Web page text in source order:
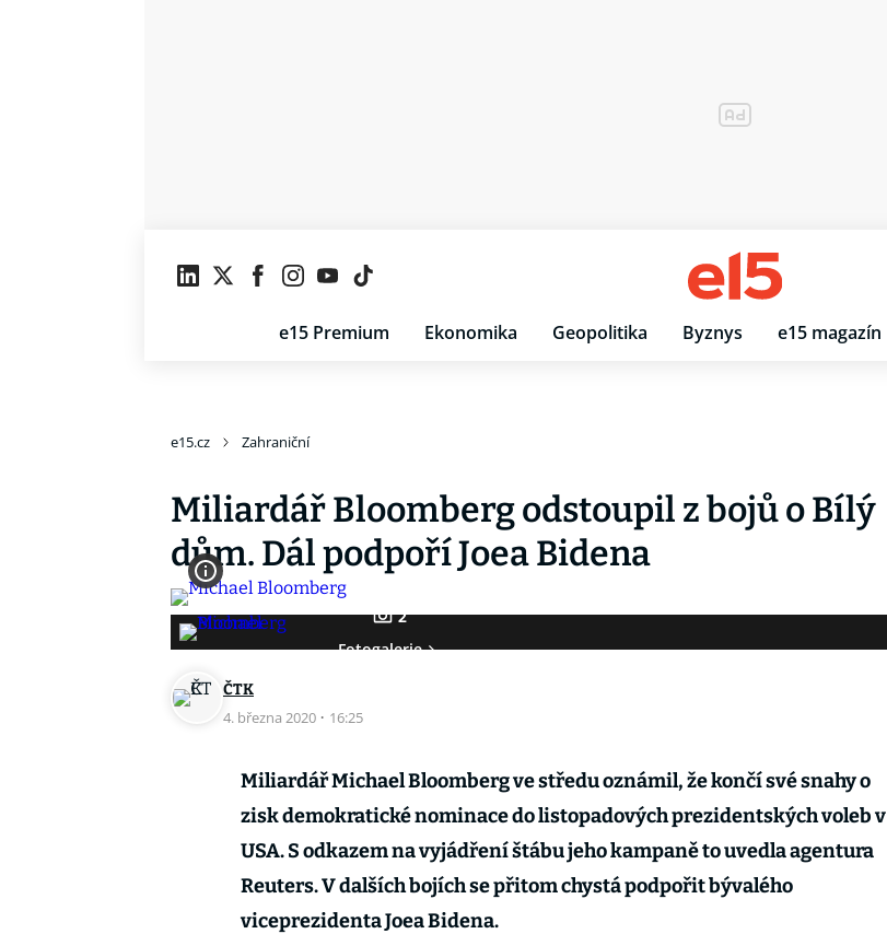
e15 Premium Ekonomika Geopolitika Byznys e15 magazín
e15.cz Zahraniční
Miliardář Bloomberg odstoupil z bojů o Bílý
dům. Dál podpoří Joea Bidena
2
Fotogalerie
ČTK
4. března 2020 · 16:25
Miliardář Michael Bloomberg ve středu oznámil, že končí své snahy o
zisk demokratické nominace do listopadových prezidentských voleb v
USA. S odkazem na vyjádření štábu jeho kampaně to uvedla agentura
Reuters. V dalších bojích se přitom chystá podpořit bývalého
viceprezidenta Joea Bidena.